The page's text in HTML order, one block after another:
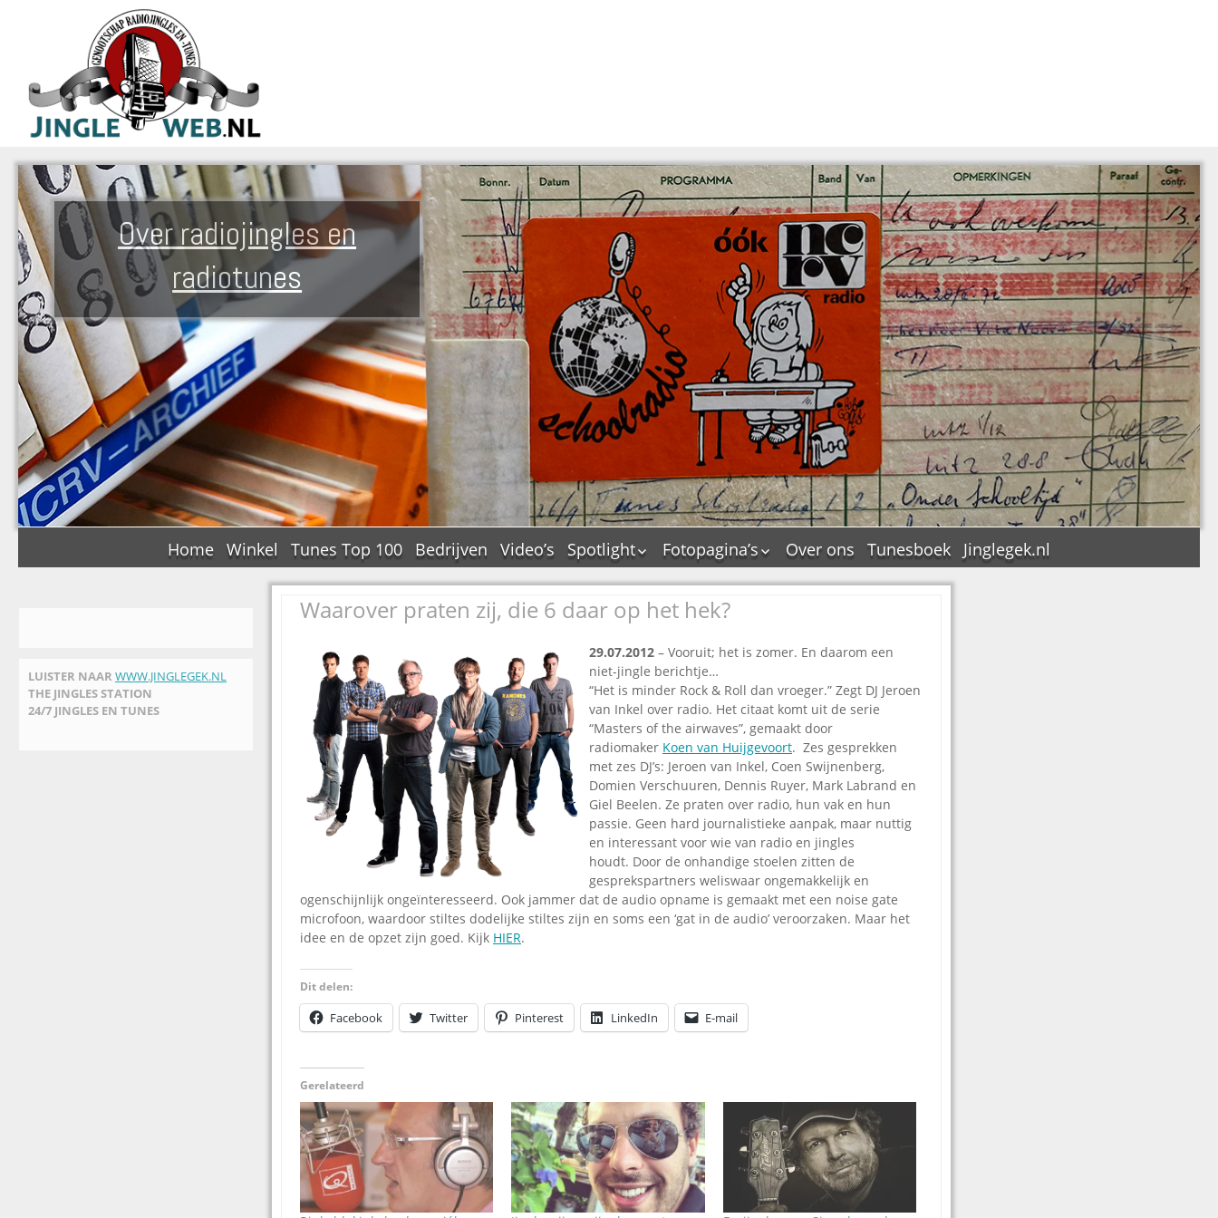
Over radiojingles en
radiotunes
Home Winkel Tunes Top 100 Bedrijven Video’s
Spotlight
De Tourflitsjingle –
wie zijn de makers?
Jingledemo’s en hun
Dallas jingle city
De Tourtune
Ferry Maat 65
Ferry Maat interview
Jingle Awards
Jingle NIEUW
Omroepbanden
Stoomfluit Klaas
Vaak
Uitvinding
jinglecassette
Fotopagina’s
JAM in pictures
PAMS in pictures
Pepper & Tanner in
pictures
Top Format in
pictures
Dik Voormekaar in
foto’s
Over ons Tunesboek Jinglegek.nl
LUISTER NAAR WWW.JINGLEGEK.NL
THE JINGLES STATION
24/7 JINGLES EN TUNES
Waarover praten zij, die 6 daar op het hek?
29.07.2012 – Vooruit; het is zomer. En daarom een
niet-jingle berichtje…
“Het is minder Rock & Roll dan vroeger.” Zegt DJ Jeroen
van Inkel over radio. Het citaat komt uit de serie
“Masters of the airwaves”, gemaakt door
radiomaker Koen van Huijgevoort. Zes gesprekken
met zes DJ’s: Jeroen van Inkel, Coen Swijnenberg,
Domien Verschuuren, Dennis Ruyer, Mark Labrand en
Giel Beelen. Ze praten over radio, hun vak en hun
passie. Geen hard journalistieke aanpak, maar nuttig
en interessant voor wie van radio en jingles
houdt. Door de onhandige stoelen zitten de
gesprekspartners weliswaar ongemakkelijk en
ogenschijnlijk ongeïnteresseerd. Ook jammer dat de audio opname is gemaakt met een noise gate
microfoon, waardoor stiltes dodelijke stiltes zijn en soms een ‘gat in de audio’ veroorzaken. Maar het
idee en de opzet zijn goed. Kijk HIER.
Dit delen:
Facebook Twitter Pinterest LinkedIn E-mail
Gerelateerd